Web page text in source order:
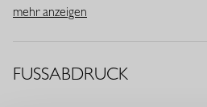
des Studio Anneloes Jubiläums. Dank
• Farbe: Multi color
mehr anzeigen
FUSSABDRUCK